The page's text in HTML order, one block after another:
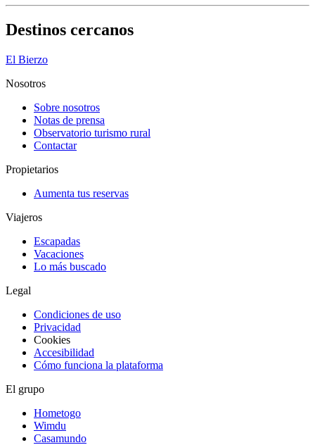
Destinos cercanos
El Bierzo
Nosotros
Sobre nosotros
Notas de prensa
Observatorio turismo rural
Contactar
Propietarios
Aumenta tus reservas
Viajeros
Escapadas
Vacaciones
Lo más buscado
Legal
Condiciones de uso
Privacidad
Cookies
Accesibilidad
Cómo funciona la plataforma
El grupo
Hometogo
Wimdu
Casamundo